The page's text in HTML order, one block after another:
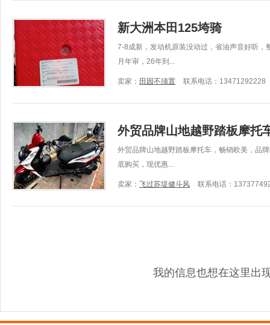
新大洲本田125垮骑
7-8成新，发动机原装没动过，省油声音好听
月年审，26年到...
卖家： 田园不须置 联系电话：13471292228
外贸品牌山地越野踏板摩托
外贸品牌山地越野踏板摩托车，畅销欧美，品
底购买，现优惠...
卖家： 飞过苏堤健斗风 联系电话：
我的信息也想在这里出